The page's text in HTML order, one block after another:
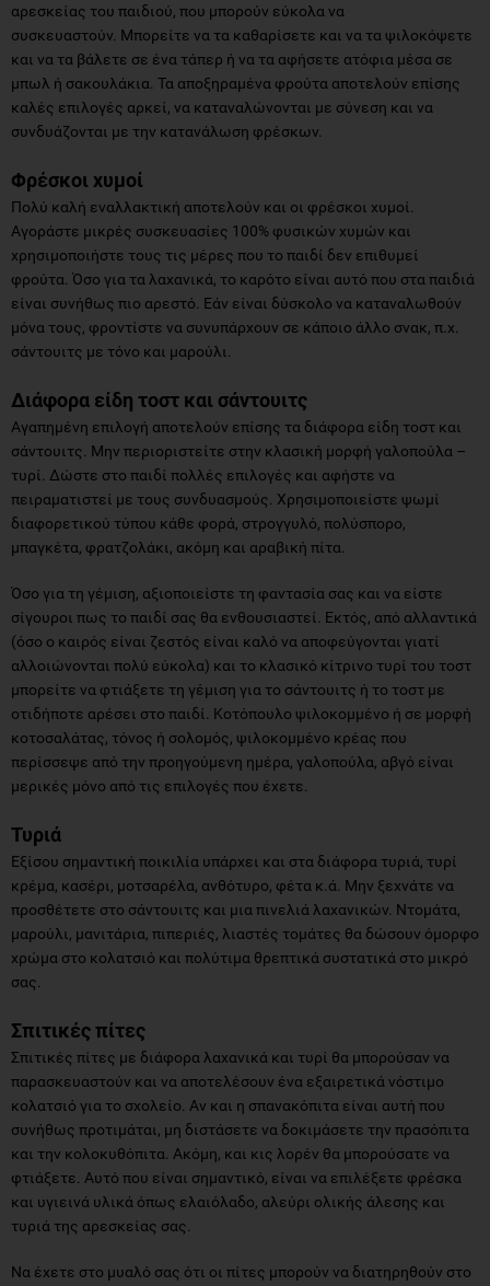
αρεσκείας του παιδιού, που μπορούν εύκολα να
συσκευαστούν. Μπορείτε να τα καθαρίσετε και να τα ψιλοκόψετε
και να τα βάλετε σε ένα τάπερ ή να τα αφήσετε ατόφια μέσα σε
μπωλ ή σακουλάκια. Τα αποξηραμένα φρούτα αποτελούν επίσης
καλές επιλογές αρκεί, να καταναλώνονται με σύνεση και να
συνδυάζονται με την κατανάλωση φρέσκων.
Φρέσκοι χυμοί
Πολύ καλή εναλλακτική αποτελούν και οι φρέσκοι χυμοί.
Αγοράστε μικρές συσκευασίες 100% φυσικών χυμών και
χρησιμοποιήστε τους τις μέρες που το παιδί δεν επιθυμεί
φρούτα. Όσο για τα λαχανικά, το καρότο είναι αυτό που στα παιδιά
είναι συνήθως πιο αρεστό. Εάν είναι δύσκολο να καταναλωθούν
μόνα τους, φροντίστε να συνυπάρχουν σε κάποιο άλλο σνακ, π.χ.
σάντουιτς με τόνο και μαρούλι.
Διάφορα είδη τοστ και σάντουιτς
Αγαπημένη επιλογή αποτελούν επίσης τα διάφορα είδη τοστ και
σάντουιτς. Μην περιοριστείτε στην κλασική μορφή γαλοπούλα –
τυρί. Δώστε στο παιδί πολλές επιλογές και αφήστε να
πειραματιστεί με τους συνδυασμούς. Χρησιμοποιείστε ψωμί
διαφορετικού τύπου κάθε φορά, στρογγυλό, πολύσπορο,
μπαγκέτα, φρατζολάκι, ακόμη και αραβική πίτα.
Όσο για τη γέμιση, αξιοποιείστε τη φαντασία σας και να είστε
σίγουροι πως το παιδί σας θα ενθουσιαστεί. Εκτός, από αλλαντικά
(όσο ο καιρός είναι ζεστός είναι καλό να αποφεύγονται γιατί
αλλοιώνονται πολύ εύκολα) και το κλασικό κίτρινο τυρί του τοστ
μπορείτε να φτιάξετε τη γέμιση για το σάντουιτς ή το τοστ με
οτιδήποτε αρέσει στο παιδί. Κοτόπουλο ψιλοκομμένο ή σε μορφή
κοτοσαλάτας, τόνος ή σολομός, ψιλοκομμένο κρέας που
περίσσεψε από την προηγούμενη ημέρα, γαλοπούλα, αβγό είναι
μερικές μόνο από τις επιλογές που έχετε.
Τυριά
Εξίσου σημαντική ποικιλία υπάρχει και στα διάφορα τυριά, τυρί
κρέμα, κασέρι, μοτσαρέλα, ανθότυρο, φέτα κ.ά. Μην ξεχνάτε να
προσθέτετε στο σάντουιτς και μια πινελιά λαχανικών. Ντομάτα,
μαρούλι, μανιτάρια, πιπεριές, λιαστές τομάτες θα δώσουν όμορφο
χρώμα στο κολατσιό και πολύτιμα θρεπτικά συστατικά στο μικρό
σας.
Σπιτικές πίτες
Σπιτικές πίτες με διάφορα λαχανικά και τυρί θα μπορούσαν να
παρασκευαστούν και να αποτελέσουν ένα εξαιρετικά νόστιμο
κολατσιό για το σχολείο. Αν και η σπανακόπιτα είναι αυτή που
συνήθως προτιμάται, μη διστάσετε να δοκιμάσετε την πρασόπιτα
και την κολοκυθόπιτα. Ακόμη, και κις λορέν θα μπορούσατε να
φτιάξετε. Αυτό που είναι σημαντικό, είναι να επιλέξετε φρέσκα
και υγιεινά υλικά όπως ελαιόλαδο, αλεύρι ολικής άλεσης και
τυριά της αρεσκείας σας.
Να έχετε στο μυαλό σας ότι οι πίτες μπορούν να διατηρηθούν στο